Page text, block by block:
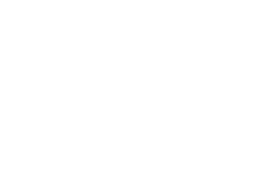
dell'intero
una qualsiasi